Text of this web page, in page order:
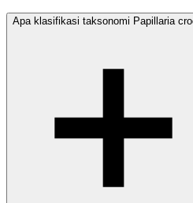
Apa klasifikasi taksonomi Papillaria